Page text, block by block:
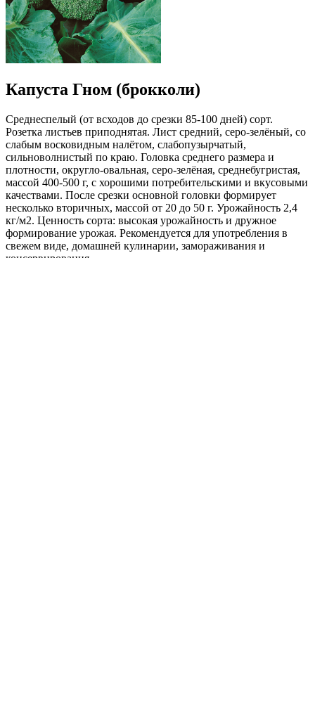
Капуста Гном (брокколи)
Среднеспелый (от всходов до срезки 85-100 дней) сорт.
Розетка листьев приподнятая. Лист средний, серо-зелёный, со
слабым восковидным налётом, слабопузырчатый,
сильноволнистый по краю. Головка среднего размера и
плотности, округло-овальная, серо-зелёная, среднебугристая,
массой 400-500 г, с хорошими потребительскими и вкусовыми
качествами. После срезки основной головки формирует
несколько вторичных, массой от 20 до 50 г. Урожайность 2,4
кг/м2. Ценность сорта: высокая урожайность и дружное
формирование урожая. Рекомендуется для употребления в
свежем виде, домашней кулинарии, замораживания и
консервирования.